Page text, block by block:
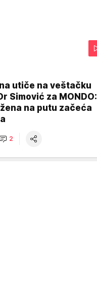
utiče na veštačku
Simović za MONDO:
na putu začeća
2